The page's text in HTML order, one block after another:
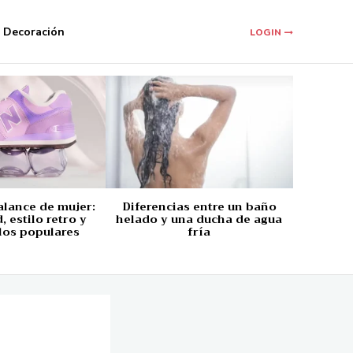
Decoración LOGIN
de mujer:
estilo retro y
populares
Diferencias entre un baño
helado y una ducha de agua
fría